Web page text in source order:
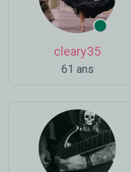
cleary35
61 ans